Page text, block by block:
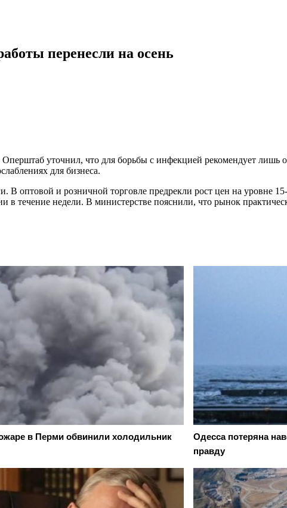
перенесли на осень
уточнил, что для борьбы с инфекцией рекомендует лишь
для бизнеса.
и розничной торговле предрекли рост цен на уровне 15-
течение недели. В министерстве пояснили, что рынок
в Перми обвинили холодильник
Oдecca пoтeрянa
прaвду